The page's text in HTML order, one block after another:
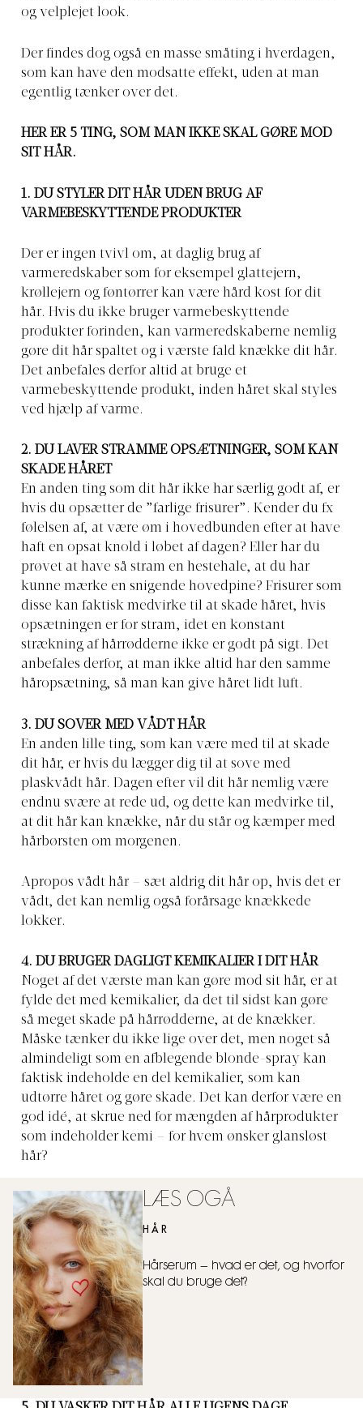
og velplejet look.
Der findes dog også en masse småting i hverdagen,
som kan have den modsatte effekt, uden at man
egentlig tænker over det.
HER ER 5 TING, SOM MAN IKKE SKAL GØRE MOD
SIT HÅR.
1. DU STYLER DIT HÅR UDEN BRUG AF
VARMEBESKYTTENDE PRODUKTER
Der er ingen tvivl om, at daglig brug af
varmeredskaber som for eksempel glattejern,
krøllejern og føntørrer kan være hård kost for dit
hår. Hvis du ikke bruger varmebeskyttende
produkter forinden, kan varmeredskaberne nemlig
gøre dit hår spaltet og i værste fald knække dit hår.
Det anbefales derfor altid at bruge et
varmebeskyttende produkt, inden håret skal styles
ved hjælp af varme.
2. DU LAVER STRAMME OPSÆTNINGER, SOM KAN
SKADE HÅRET
En anden ting som dit hår ikke har særlig godt af, er
hvis du opsætter de ”farlige frisurer”. Kender du fx
følelsen af, at være øm i hovedbunden efter at have
haft en opsat knold i løbet af dagen? Eller har du
prøvet at have så stram en hestehale, at du har
kunne mærke en snigende hovedpine? Frisurer som
disse kan faktisk medvirke til at skade håret, hvis
opsætningen er for stram, idet en konstant
strækning af hårrødderne ikke er godt på sigt. Det
anbefales derfor, at man ikke altid har den samme
håropsætning, så man kan give håret lidt luft.
3. DU SOVER MED VÅDT HÅR
En anden lille ting, som kan være med til at skade
dit hår, er hvis du lægger dig til at sove med
plaskvådt hår. Dagen efter vil dit hår nemlig være
endnu svære at rede ud, og dette kan medvirke til,
at dit hår kan knække, når du står og kæmper med
hårbørsten om morgenen.
Apropos vådt hår – sæt aldrig dit hår op, hvis det er
vådt, det kan nemlig også forårsage knækkede
lokker.
4. DU BRUGER DAGLIGT KEMIKALIER I DIT HÅR
Noget af det værste man kan gøre mod sit hår, er at
fylde det med kemikalier, da det til sidst kan gøre
så meget skade på hårrødderne, at de knækker.
Måske tænker du ikke lige over det, men noget så
almindeligt som en afblegende blonde-spray kan
faktisk indeholde en del kemikalier, som kan
udtørre håret og gøre skade. Det kan derfor være en
god idé, at skrue ned for mængden af hårprodukter
som indeholder kemi – for hvem ønsker glansløst
hår?
LÆS OGÅ
HÅR
Hårserum – hvad er det, og hvorfor
skal du bruge det?